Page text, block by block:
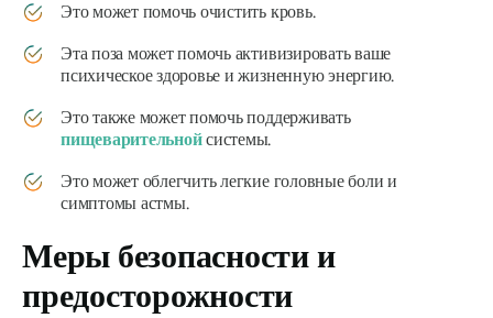
Это может помочь очистить кровь.
Эта поза может помочь активизировать ваше
психическое здоровье и жизненную энергию.
Это также может помочь поддерживать
пищеварительнойсистемы.
Это может облегчить легкие головные боли и
симптомы астмы.
Меры безопасности и
предосторожности